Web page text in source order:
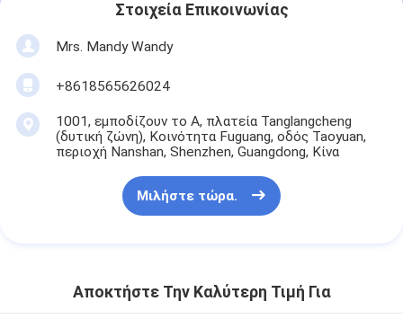
Στοιχεία Επικοινωνίας
Mrs. Mandy Wandy
+8618565626024
1001, εμποδίζουν το Α, πλατεία Tanglangcheng
(δυτική ζώνη), Κοινότητα Fuguang, οδός Taoyuan,
περιοχή Nanshan, Shenzhen, Guangdong, Κίνα
Μιλήστε τώρα.
Αποκτήστε Την Καλύτερη Τιμή Για